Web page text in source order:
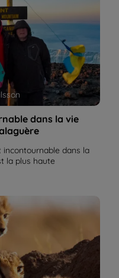
dans la vie
dans la
la plus haute
animalières |